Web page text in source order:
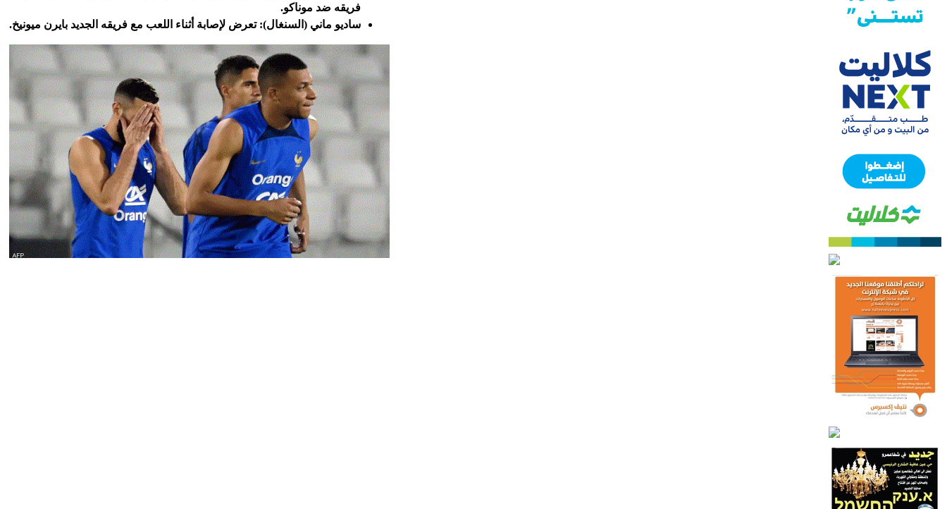
فريقه ضد موناكو.
ساديو ماني (السنغال): تعرض لإصابة أثناء اللعب مع فريقه الجديد بايرن ميونيخ.